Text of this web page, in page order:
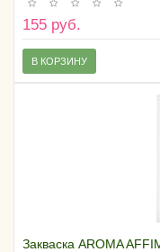
155 руб.
В КОРЗИНУ
Закваска AROMA